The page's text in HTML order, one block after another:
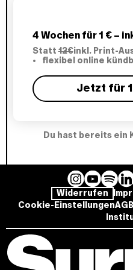
4 Wochen für 1 € –
Statt12€inkl. Print-
flexibel online
Jetzt für
Du hast bereits ein
I
n
s
t
g
Y
o
u
T
b
S
p
o
t
f
L
i
n
k
d
Widerrufen
Cookie-EinstellungenAGB